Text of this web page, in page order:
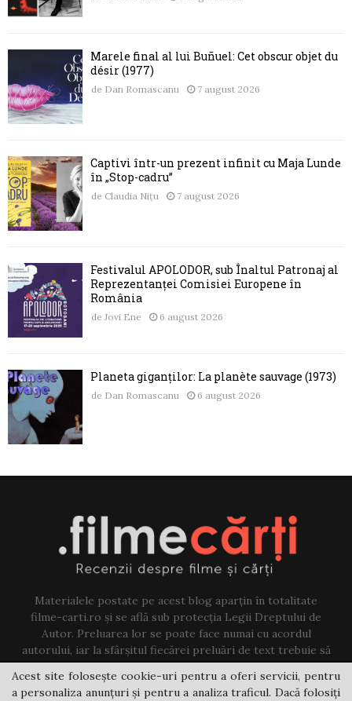
Marele final al lui Buñuel: Cet obscur objet du
désir (1977)
de Dan Romascanu 7 august 2026
Captivi într-un prezent infinit cu Maja Lunde
în „Stop-cadru”
de Claudia Nițu 7 august 2026
Festivalul APOLODOR, sub Înaltul Patronaj al
Reprezentanței Comisiei Europene în
România
de Jovi Ene 6 august 2026
Planeta giganților: La planète sauvage (1973)
de Dan Romascanu 6 august 2026
Materialele postate pe acest blog aparțin în totalitate
filme-carti.ro și se află sub protecția Legii Dreptului de
Autor. Preluarea lor se poate face numai cu acordul
autorului, iar la sfârșitul fiecărei preluări de text trebuie să
existe un link către acest blog.
Contact us:jovi@filme-carti.ro
Acest site folosește cookie-uri pentru a oferi servicii, pentru
a personaliza anunțuri și pentru a analiza traficul. Dacă folosiți